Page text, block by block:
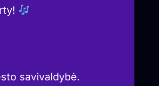
savivaldybė.